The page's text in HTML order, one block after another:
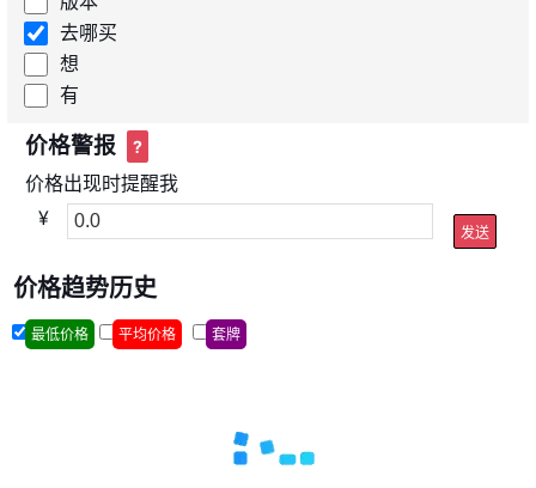
去哪买
想
有
价格警报 ?
价格出现时提醒我
¥
发送
价格趋势历史
最低价格 平均价格 套牌